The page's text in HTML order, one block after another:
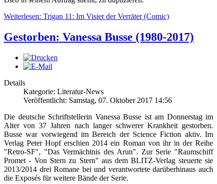
Weiterlesen: Trigan 11: Im Visier der Verräter (Comic)
Gestorben: Vanessa Busse (1980-2017)
Details
Kategorie: Literatur-News
Veröffentlicht: Samstag, 07. Oktober 2017 14:56
Die deutsche Schriftstellerin Vanessa Busse ist am Donnerstag im
Alter von 37 Jahren nach langer schwerer Krankheit gestorben.
Busse war vorwiegend im Bereich der Science Fiction aktiv. Im
Verlag Peter Hopf erschien 2014 ein Roman von ihr in der Reihe
"Retro-SF", "Das Vermächtnis des Arun". Zur Serie "Raumschiff
Promet - Von Stern zu Stern" aus dem BLITZ-Verlag steuerte sie
2013/2014 drei Romane bei und verantwortete darüberhinaus auch
die Exposés für weitere Bände der Serie.